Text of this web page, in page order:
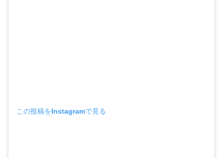
この投稿をInstagramで見る